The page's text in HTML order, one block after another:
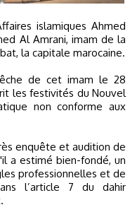
Al Amrani, imam de la
la capitale marocaine.
de cet imam le 28
les festivités du Nouvel
non conforme aux
enquête et audition de
a estimé bien-fondé, un
professionnelles et de
l’article 7 du dahir